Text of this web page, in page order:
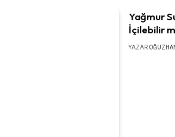
Yağmur
İçilebilir
YAZAR